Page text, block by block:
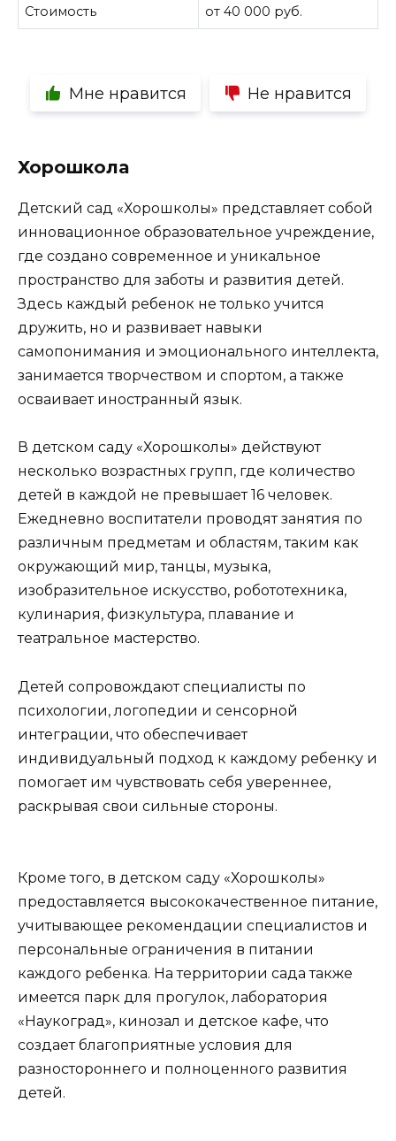
Стоимость от 40 000 руб.
Мне нравится Не нравится
Хорошкола
Детский сад «Хорошколы» представляет собой
инновационное образовательное учреждение,
где создано современное и уникальное
пространство для заботы и развития детей.
Здесь каждый ребенок не только учится
дружить, но и развивает навыки
самопонимания и эмоционального интеллекта,
занимается творчеством и спортом, а также
осваивает иностранный язык.
В детском саду «Хорошколы» действуют
несколько возрастных групп, где количество
детей в каждой не превышает 16 человек.
Ежедневно воспитатели проводят занятия по
различным предметам и областям, таким как
окружающий мир, танцы, музыка,
изобразительное искусство, робототехника,
кулинария, физкультура, плавание и
театральное мастерство.
Детей сопровождают специалисты по
психологии, логопедии и сенсорной
интеграции, что обеспечивает
индивидуальный подход к каждому ребенку и
помогает им чувствовать себя увереннее,
раскрывая свои сильные стороны.
Кроме того, в детском саду «Хорошколы»
предоставляется высококачественное питание,
учитывающее рекомендации специалистов и
персональные ограничения в питании
каждого ребенка. На территории сада также
имеется парк для прогулок, лаборатория
«Наукоград», кинозал и детское кафе, что
создает благоприятные условия для
разностороннего и полноценного развития
детей.